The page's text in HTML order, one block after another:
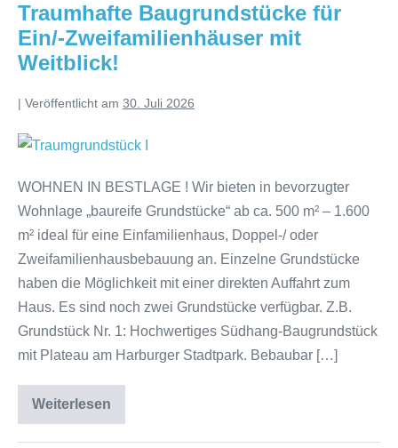
Traumhafte Baugrundstücke für
Ein/-Zweifamilienhäuser mit
Weitblick!
| Veröffentlicht am 30. Juli 2026
WOHNEN IN BESTLAGE ! Wir bieten in bevorzugter
Wohnlage „baureife Grundstücke“ ab ca. 500 m² – 1.600
m² ideal für eine Einfamilienhaus, Doppel-/ oder
Zweifamilienhausbebauung an. Einzelne Grundstücke
haben die Möglichkeit mit einer direkten Auffahrt zum
Haus. Es sind noch zwei Grundstücke verfügbar. Z.B.
Grundstück Nr. 1: Hochwertiges Südhang-Baugrundstück
mit Plateau am Harburger Stadtpark. Bebaubar […]
Weiterlesen